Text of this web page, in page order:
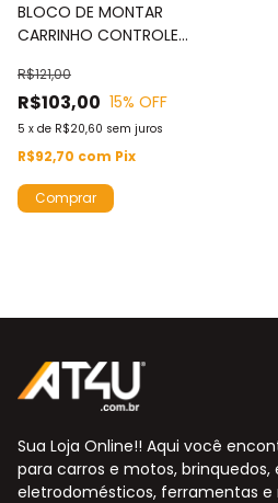
BLOCO DE MONTAR
CARRINHO CONTROLE
R$103,00
R$121,00
15% OFF
5 x de R$20,60 sem juros
R$92,70 com Pix
Sua Loja Online!! Aqui você
para carros e motos, brinquedos,
eletrodomésticos, ferramentas e